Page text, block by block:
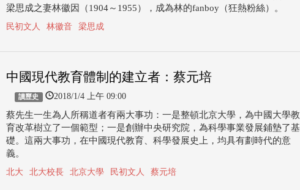
梁思成之妻林徽因（1904～1955），成為林的fanboy（狂熱粉絲）。
民初文人 林徽音 梁思成
中國現代教育體制的建立者：蔡元培
讀歷史 2018/1/4 上午 09:00
蔡先生一生為人所稱道者有兩大事功：一是整頓北京大學，為中國大學教
育改革樹立了一個範型；一是創辦中央研究院，為科學事業發展鋪墊了基
礎。這兩大事功，在中國現代教育、科學發展史上，均具有劃時代的意
義。
北大 北大校長 北京大學 民初文人 蔡元培